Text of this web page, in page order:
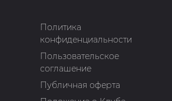
Политика
конфиденциальности
Пользовательское
соглашение
Публичная оферта